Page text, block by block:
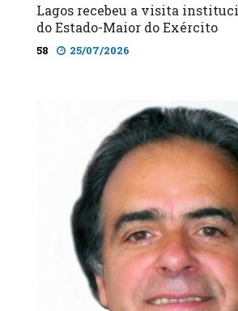
Lagos recebeu a visita
do Estado-Maior do Exército
58 25/07/2026